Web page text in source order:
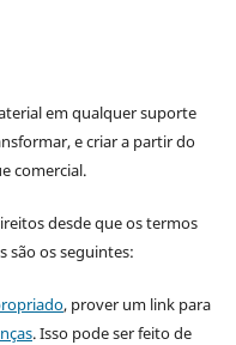
em qualquer suporte
e criar a partir do
comercial.
desde que os termos
são os seguintes:
, prover um link para
. Isso pode ser feito de